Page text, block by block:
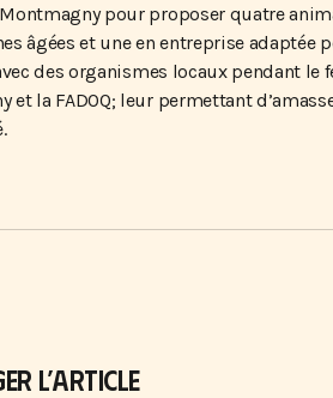
Montmagny pour proposer quatre
âgées et une en entreprise
des organismes locaux pendant le
et la FADOQ; leur permettant
L’ARTICLE